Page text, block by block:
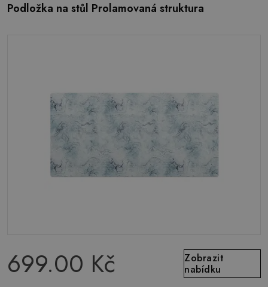
Podložka na stůl Prolamovaná struktura
699.00 Kč
Zobrazit
nabídku